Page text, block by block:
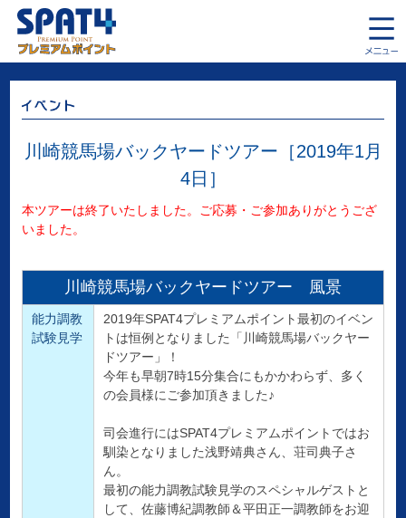
川崎競馬場バックヤードツアー［2019年1月
4日］
本ツアーは終了いたしました。ご応募・ご参加ありがとうござ
いました。
川崎競馬場バックヤードツアー 風景
能力調教
試験見学
2019年SPAT4プレミアムポイント最初のイベン
トは恒例となりました「川崎競馬場バックヤー
ドツアー」！
今年も早朝7時15分集合にもかかわらず、多く
の会員様にご参加頂きました♪
司会進行にはSPAT4プレミアムポイントではお
馴染となりました浅野靖典さん、荘司典子さ
ん。
最初の能力調教試験見学のスペシャルゲストと
して、佐藤博紀調教師＆平田正一調教師をお迎